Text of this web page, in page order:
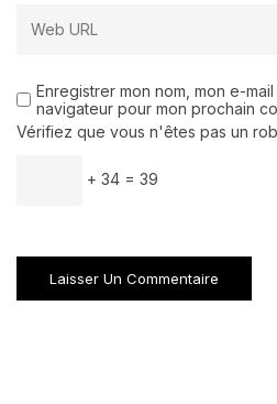
Enregistrer mon nom, mon e-
navigateur pour mon prochain
Vérifiez que vous n'êtes pas un
+ 34 = 39